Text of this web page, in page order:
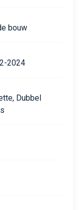
bouw
2024
Dubbel